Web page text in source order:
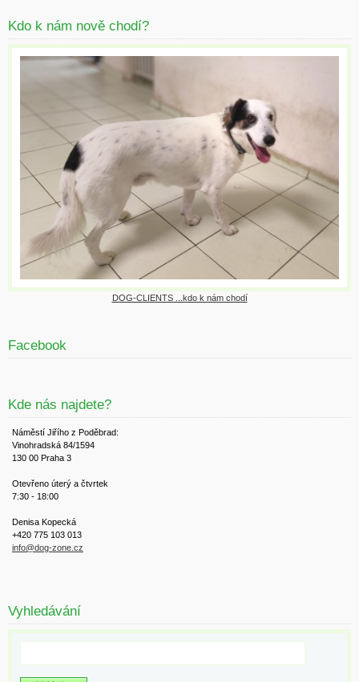
Kdo k nám nově chodí?
DOG-CLIENTS ...kdo k nám chodí
Facebook
Kde nás najdete?
Náměstí Jiřího z Poděbrad:
Vinohradská 84/1594
130 00 Praha 3
Otevřeno úterý a čtvrtek
7:30 - 18:00
Denisa Kopecká
+420 775 103 013
info@dog-zone.cz
Vyhledávání